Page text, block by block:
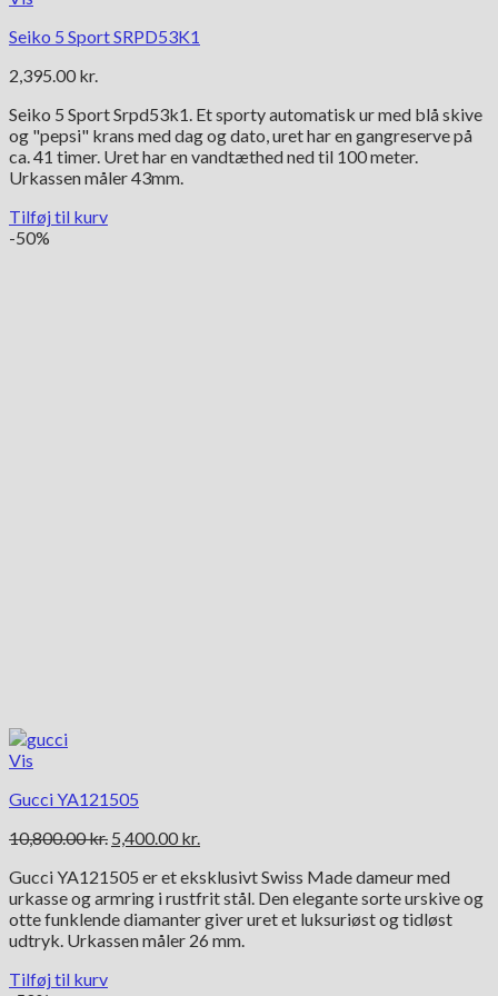
Seiko 5 Sport SRPD53K1
2,395.00 kr.
Seiko 5 Sport Srpd53k1. Et sporty automatisk ur med blå skive
og "pepsi" krans med dag og dato, uret har en gangreserve på
ca. 41 timer. Uret har en vandtæthed ned til 100 meter.
Urkassen måler 43mm.
Tilføj til kurv
-50%
Vis
Gucci YA121505
10,800.00kr. Den
pris
var:
10,800.00 kr..
5,400.00 kr.
pris
er:
5,400.00 kr..
Gucci YA121505 er et eksklusivt Swiss Made dameur med
urkasse og armring i rustfrit stål. Den elegante sorte urskive og
otte funklende diamanter giver uret et luksuriøst og tidløst
udtryk. Urkassen måler 26 mm.
Tilføj til kurv